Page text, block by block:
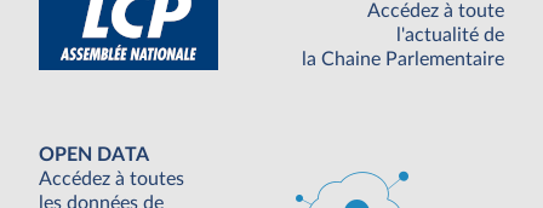
Accédez à toute
l'actualité de
la Chaine Parlementaire
OPEN DATA
Accédez à toutes
les données de